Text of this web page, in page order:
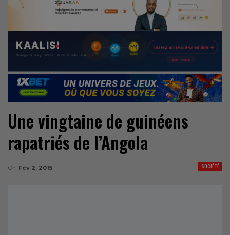
Une vingtaine de guinéens
rapatriés de l’Angola
SOCIÉTÉ
On Fév 2, 2015